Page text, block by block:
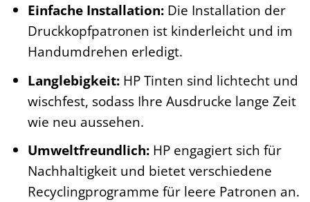
Einfache Installation:Die Installation der
Druckkopfpatronen ist kinderleicht und im
Handumdrehen erledigt.
Langlebigkeit:HP Tinten sind lichtecht und
wischfest, sodass Ihre Ausdrucke lange Zeit
wie neu aussehen.
Umweltfreundlich:HP engagiert sich für
Nachhaltigkeit und bietet verschiedene
Recyclingprogramme für leere Patronen an.